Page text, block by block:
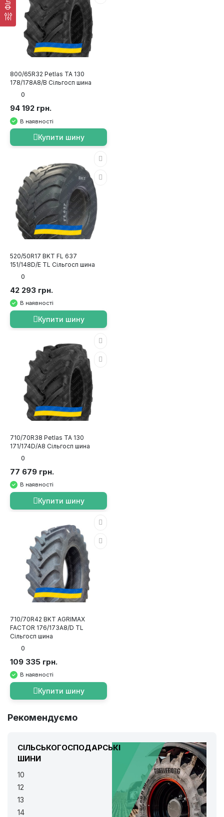
800/65R32 Petlas TA 130
178/178A8/B Сільгосп шина
0
94 192 грн.
В наявності
Купити шину
520/50R17 BKT FL 637
151/148D/E TL Сільгосп шина
0
42 293 грн.
В наявності
Купити шину
710/70R38 Petlas TA 130
171/174D/A8 Сільгосп шина
0
77 679 грн.
В наявності
Купити шину
710/70R42 BKT AGRIMAX
FACTOR 176/173A8/D TL
Сільгосп шина
0
109 335 грн.
В наявності
Купити шину
Рекомендуємо
СІЛЬСЬКОГОСПОДАРСЬКІ
ШИНИ
10
12
13
14